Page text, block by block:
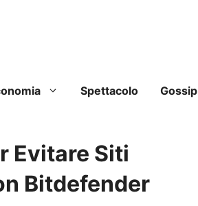
Spettacolo Gossip
Evitare Siti
Bitdefender